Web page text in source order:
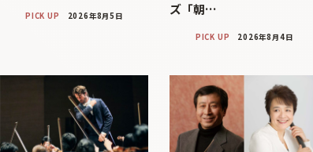
PICK UP 2026年8月5日
ズ「朝…
PICK UP 2026年8月4日